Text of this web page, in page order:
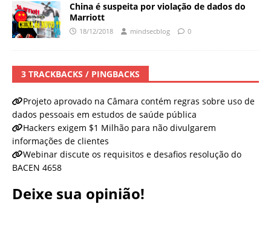
China é suspeita por violação de dados do
Marriott
18/12/2018 mindsecblog 0
3 TRACKBACKS / PINGBACKS
Projeto aprovado na Câmara contém regras sobre uso de
dados pessoais em estudos de saúde pública
Hackers exigem $1 Milhão para não divulgarem
informações de clientes
Webinar discute os requisitos e desafios resolução do
BACEN 4658
Deixe sua opinião!